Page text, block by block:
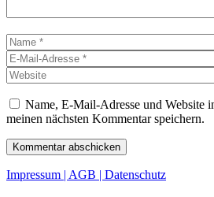
Name
Name, E-Mail-Adresse und Website
meinen nächsten Kommentar speichern.
Impressum | AGB | Datenschutz